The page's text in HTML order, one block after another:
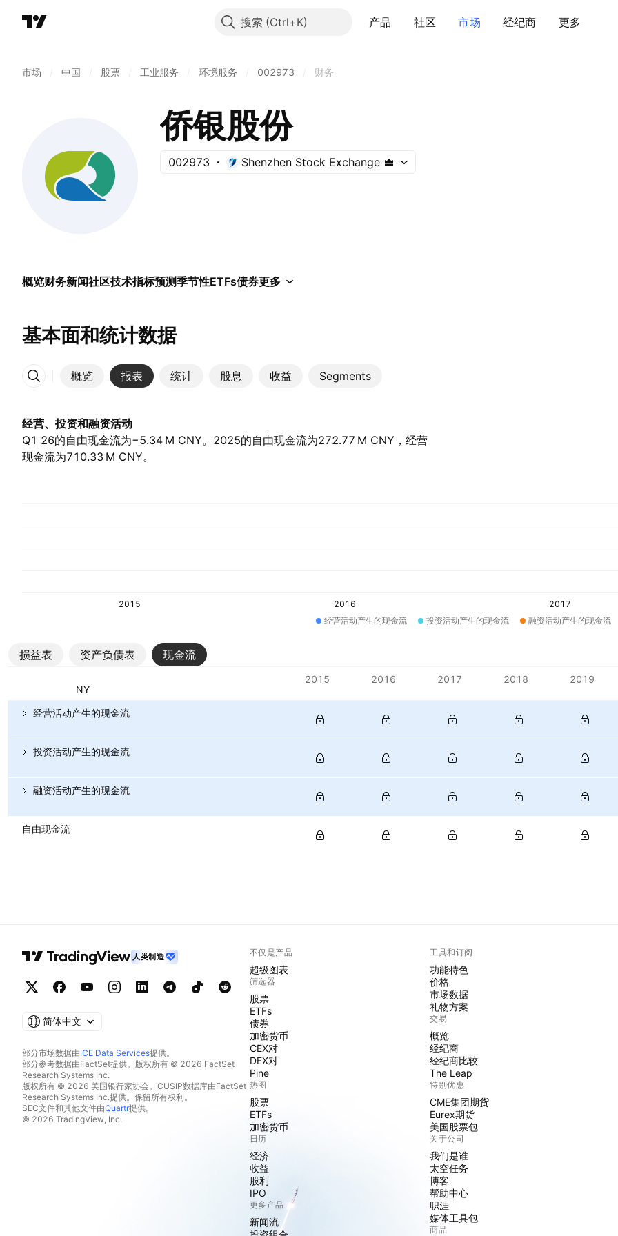
搜索 产品 社区 市场 经纪商 更多
市场 中国 股票 工业服务 环境服务 002973 财务
侨银股份
002973 Shenzhen Stock Exchange
概览财务新闻社区技术指标预测季节性ETFs债券更多
基本面和统计数据
概览 报表 统计 股息 收益 Segments
更多
经营、投资和融资活动
Q1 26的自由现金流为‪−5.34 M‬ CNY。2025的自由现金流为‪272.77 M‬ CNY，经营
现金流为‪710.33 M‬ CNY。
2015 2016
2017
经营活动产生的现金流
投资活动产生的现金流 融资活动产生的现金流
损益表 资产负债表 现金流
货币：CNY
2015 2016 2017 2018 2019
经营活动产生的现金流
投资活动产生的现金流
融资活动产生的现金流
自由现金流
人类制造
简体中文
部分市场数据由ICE Data Services提供。
部分参考数据由FactSet提供。版权所有 © 2026 FactSet
Research Systems Inc.
版权所有 © 2026 美国银行家协会。CUSIP数据库由FactSet
Research Systems Inc.提供。保留所有权利。
SEC文件和其他文件由Quartr提供。
© 2026 TradingView, Inc.
不仅是产品
超级图表
筛选器
股票
ETFs
债券
加密货币
CEX对
DEX对
Pine
热图
股票
ETFs
加密货币
日历
经济
收益
股利
IPO
更多产品
新闻流
工具和订阅
功能特色
价格
市场数据
礼物方案
交易
概览
经纪商
经纪商比较
The Leap
特别优惠
CME集团期货
Eurex期货
美国股票包
关于公司
我们是谁
太空任务
博客
帮助中心
职涯
媒体工具包
商品